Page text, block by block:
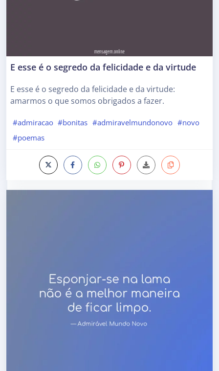
E esse é o segredo da felicidade e da virtude
E esse é o segredo da felicidade e da virtude:
amarmos o que somos obrigados a fazer.
#admiracao #bonitas #admiravelmundonovo #novo
#poemas